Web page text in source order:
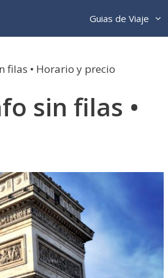
Guias de Viaje
filas • Horario y precio
sin filas •